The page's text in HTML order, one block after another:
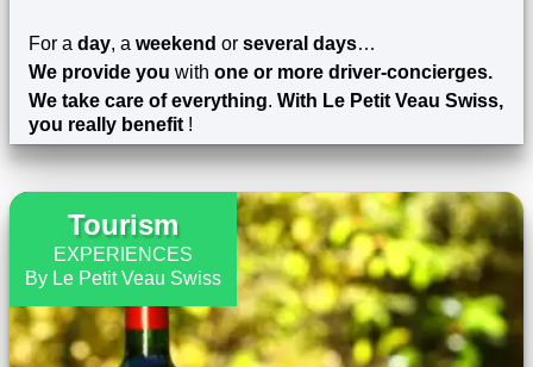
For a day, a weekend or several days…
We provide you with one or more driver-concierges.
We take care of everything. With Le Petit Veau Swiss,
you really benefit !
EXPLORE
Tourism
EXPERIENCES
By Le Petit Veau Swiss